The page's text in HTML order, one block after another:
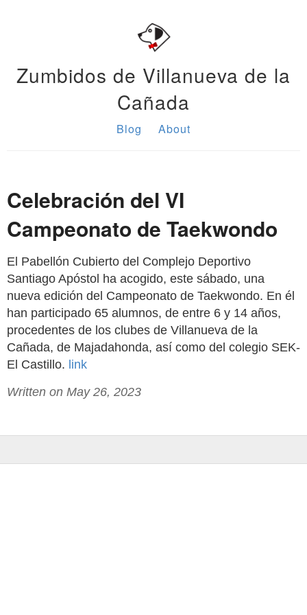
Zumbidos de Villanueva de la
Cañada
Blog About
Celebración del VI
Campeonato de Taekwondo
El Pabellón Cubierto del Complejo Deportivo
Santiago Apóstol ha acogido, este sábado, una
nueva edición del Campeonato de Taekwondo. En él
han participado 65 alumnos, de entre 6 y 14 años,
procedentes de los clubes de Villanueva de la
Cañada, de Majadahonda, así como del colegio SEK-
El Castillo. link
Written on May 26, 2023